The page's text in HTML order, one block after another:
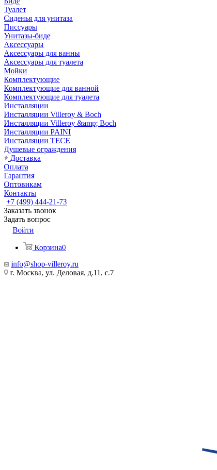
Туалет
Сиденья для унитаза
Писсуары
Унитазы-биде
Аксессуары
Аксессуары для ванны
Аксессуары для туалета
Мойки
Комплектующие
Комплектующие для ванной
Комплектующие для туалета
Инсталляции
Инсталляции Villeroy & Boch
Инсталляции Villeroy &amp; Boch
Инсталляции PAINI
Инсталляции TECE
Душевые ограждения
Доставка
Оплата
Гарантия
Оптовикам
Контакты
+7 (499) 444-21-73
Заказать звонок
Задать вопрос
Войти
Корзина0
info@shop-villeroy.ru
г. Москва, ул. Деловая, д.11, с.7